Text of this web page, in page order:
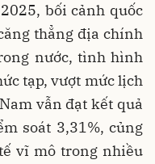
bối cảnh quốc
thẳng địa chính
nước, tình hình
tạp, vượt mức lịch
vẫn đạt kết quả
soát 3,31%, củng
vĩ mô trong nhiều